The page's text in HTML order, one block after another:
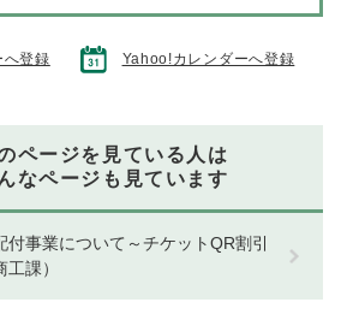
登録 Yahoo!カレンダーへ登録
ページを見ている人は
なページも見ています
事業について～チケットQR割引
課）